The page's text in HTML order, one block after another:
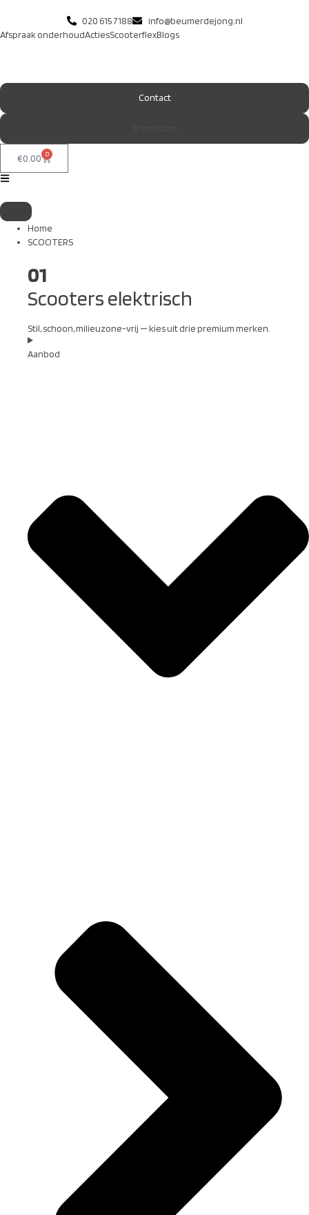
020 615 7188
info@beumerdejong.nl
Afspraak onderhoudActiesScooterflexBlogs
Contact
€0.00 0
Home
SCOOTERS
01
Scooters elektrisch
Stil, schoon, milieuzone-vrij — kies uit drie premium merken.
Aanbod